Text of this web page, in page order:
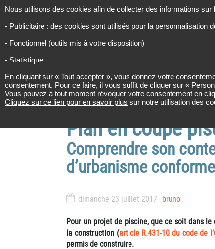
Les infos de l’urbanisme
URBINFOS
Accueil Plans et formulaires
Plan en coupe
Comprendre son
d’urbanisme conforme
dimanche 23 juillet 2017 bruno
Pour un projet de piscine, que ce soit dans
la construction (article R.431-10 du code de
permis de construire.
Panneau de gestion des cookies
Nous utilisons des cookies afin de collecter des informations
- Publicitaire : des cookies sont utilisés pour la personnalisation
- Fonctionnel (outils mis à votre disposition)
- Statistique
En cliquant sur « Tout accepter », vous donnez votre
consentement. Pour ce faire, il vous suffit de cliquer sur «
Vous pouvez à tout moment révoquer votre consentement en
Cliquez sur ce lien pour en savoir plus sur notre utilisation des